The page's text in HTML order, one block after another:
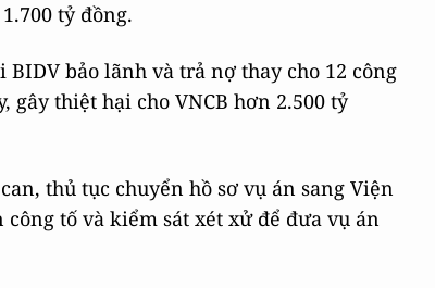
tỷ đồng.
bảo lãnh và trả nợ thay cho 12 công
thiệt hại cho VNCB hơn 2.500 tỷ
thủ tục chuyển hồ sơ vụ án sang Viện
tố và kiểm sát xét xử để đưa vụ án